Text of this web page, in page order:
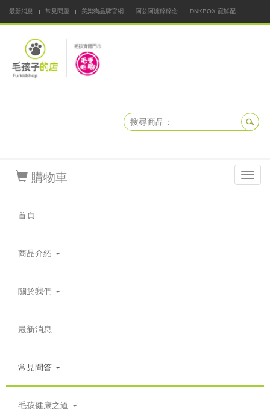
最新消息 常見問題 美樂狗品牌官網 阿公阿嬤碎碎念
DNKBOX 寵鮮配
購物車
首頁
商品介紹
關於我們
最新消息
常見問答
毛孩健康之道